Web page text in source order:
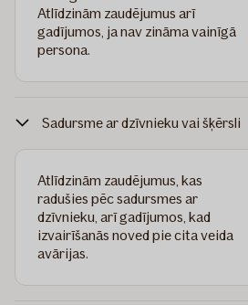
Atlīdzinām zaudējumus arī
gadījumos, ja nav zināma vainīgā
persona.
Sadursme ar dzīvnieku vai šķērsli
Atlīdzinām zaudējumus, kas
radušies pēc sadursmes ar
dzīvnieku, arī gadījumos, kad
izvairīšanās noved pie cita veida
avārijas.